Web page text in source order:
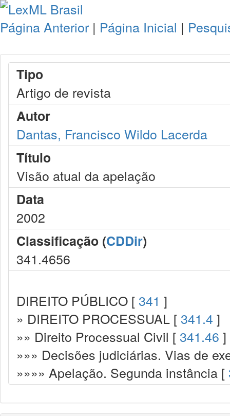
Página Anterior | Página Inicial |
Tipo
Artigo de revista
Autor
Dantas, Francisco Wildo Lacerda
Título
Visão atual da apelação
Data
2002
Classificação (CDDir)
341.4656
DIREITO PÚBLICO [ 341 ]
» DIREITO PROCESSUAL [ 341.4 ]
»» Direito Processual Civil [ 341.46 ]
»»» Decisões judiciárias. Vias de
»»»» Apelação. Segunda instância [